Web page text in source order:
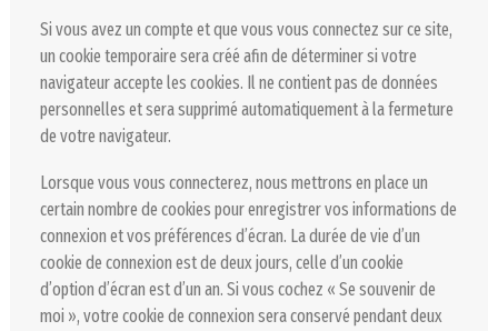
Si vous avez un compte et que vous vous connectez sur ce site,
un cookie temporaire sera créé afin de déterminer si votre
navigateur accepte les cookies. Il ne contient pas de données
personnelles et sera supprimé automatiquement à la fermeture
de votre navigateur.
Lorsque vous vous connecterez, nous mettrons en place un
certain nombre de cookies pour enregistrer vos informations de
connexion et vos préférences d’écran. La durée de vie d’un
cookie de connexion est de deux jours, celle d’un cookie
d’option d’écran est d’un an. Si vous cochez « Se souvenir de
moi », votre cookie de connexion sera conservé pendant deux